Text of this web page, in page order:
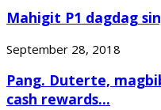
Mahigit P1 dagdag
September 28, 2018
Pang. Duterte,
cash rewards...